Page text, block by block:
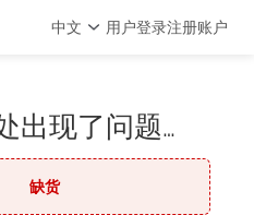
中文 用户登录注册账户
出现了问题…
缺货